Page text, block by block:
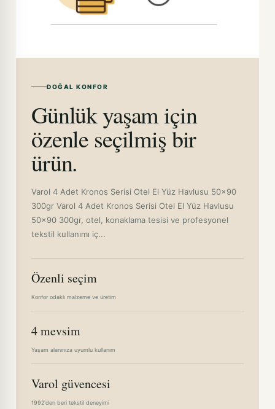
DOĞAL KONFOR
Günlük yaşam için
özenle seçilmiş bir
ürün.
Varol 4 Adet Kronos Serisi Otel El Yüz Havlusu 50x90
300gr Varol 4 Adet Kronos Serisi Otel El Yüz Havlusu
50x90 300gr, otel, konaklama tesisi ve profesyonel
tekstil kullanımı iç...
Özenli seçim
Konfor odaklı malzeme ve üretim
4 mevsim
Yaşam alanınıza uyumlu kullanım
Varol güvencesi
1992'den beri tekstil deneyimi